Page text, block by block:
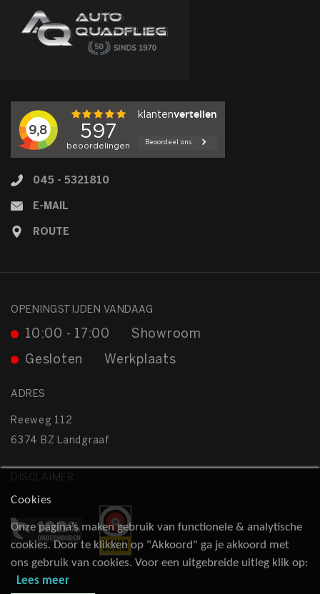
045 - 5321810
E-MAIL
ROUTE
OPENINGSTIJDEN VANDAAG
Showroom
10:00 - 17:00
Werkplaats
Gesloten
ADRES
Reeweg 112
6374 BZ Landgraaf
DISCLAIMER
Cookies
Onze pagina’s maken gebruik van functionele & analytische
cookies. Door te klikken op "Akkoord" ga je akkoord met
ons gebruik van cookies. Voor een uitgebreide uitleg klik op:
Lees meer